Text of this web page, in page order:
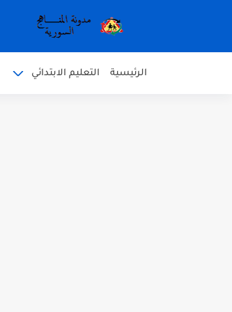
الرئيسية التعليم الابتدائي